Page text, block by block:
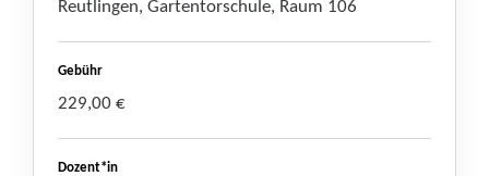
Reutlingen, Gartentorschule, Raum 106
Gebühr
229,00 €
Dozent*in